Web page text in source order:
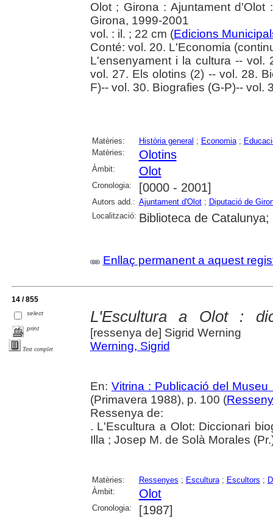
Olot ; Girona : Ajuntament
Girona, 1999-2001
vol. : il. ; 22 cm (Edicions
Conté: vol. 20. L'Economia
L'ensenyament i la cultura -- vol.
vol. 27. Els olotins (2) -- vol. 28.
F)-- vol. 30. Biografies (G-P)-- vol.
Matèries: Història general ; Economia;
Matèries:
Olotins
Àmbit: Olot
Cronologia: [0000 - 2001]
Autors add.: Ajuntament d'Olot; Diputació de
Localització: Biblioteca de
Enllaç permanent a aquest
14 / 855
select
print
Text complet
L'Escultura a Olot :
[ressenya de] Sigrid Werning
Werning, Sigrid
En: Vitrina : Publicació del
(Primavera 1988), p. 100 (
Ressenya de:
. L'Escultura a Olot: Diccionari
Illa ; Josep M. de Solà Morales
Matèries: Ressenyes ; Escultura; Escultors ;
Àmbit:
Olot
Cronologia: [1987]